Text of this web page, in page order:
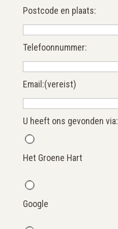
Postcode en plaats:
Telefoonnummer:
Email:(vereist)
U heeft ons gevonden via:
Het Groene Hart
Google